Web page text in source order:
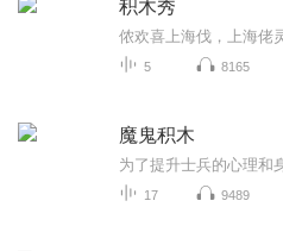
积木秀
5 8165
魔鬼积木
17 9489